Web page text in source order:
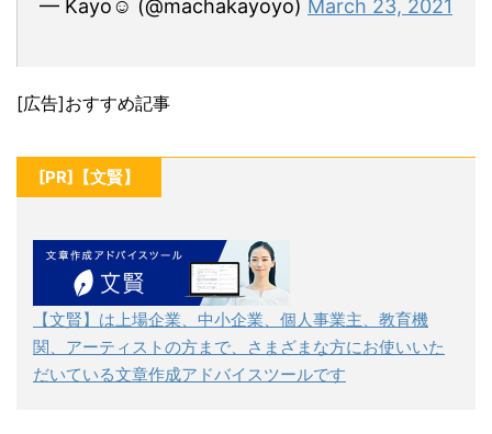
— Kayo☺︎ (@machakayoyo) March 23, 2021
[広告]おすすめ記事
[PR]【文賢】
【文賢】は上場企業、中小企業、個人事業主、教育機
関、アーティストの方まで、さまざまな方にお使いいた
だいている文章作成アドバイスツールです